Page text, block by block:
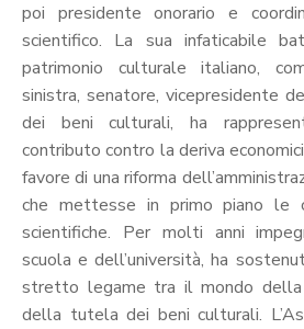
poi presidente onorario e
scientifico. La sua infaticabile
patrimonio culturale italiano,
sinistra, senatore, vicepresidente
dei beni culturali, ha
contributo contro la deriva
favore di una riforma
che mettesse in primo piano le
scientifiche. Per molti anni
scuola e dell’università, ha
stretto legame tra il mondo della
della tutela dei beni culturali.